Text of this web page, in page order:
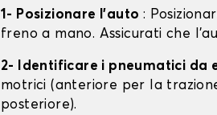
1- Posizionare l'auto :
freno a mano. Assicurati che
2- Identificare i pneumatici da
motrici (anteriore per la
posteriore).